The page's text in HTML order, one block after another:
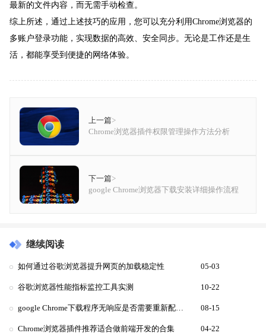
最新的文件内容，而无需手动检查。
综上所述，通过上述技巧的应用，您可以充分利用Chrome浏览器的
多账户登录功能，实现数据的高效、安全同步。无论是工作还是生
活，都能享受到便捷的网络体验。
上一篇>
Chrome浏览器插件权限管理操作方法分析
下一篇>
google Chrome浏览器下载安装详细操作流程
继续阅读
如何通过谷歌浏览器提升网页的加载稳定性 05-03
谷歌浏览器性能指标监控工具实测 10-22
google Chrome下载程序无响应是否需要重新配置运行环境 08-15
Chrome浏览器插件推荐适合做前端开发的合集 04-22